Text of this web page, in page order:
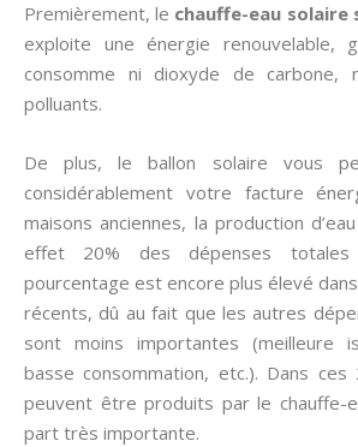
Premièrement, le chauffe-eau solaire
exploite une énergie renouvelable,
consomme ni dioxyde de carbone,
polluants.
De plus, le ballon solaire vous
considérablement votre facture
maisons anciennes, la production
effet 20% des dépenses
pourcentage est encore plus élevé
récents, dû au fait que les autres
sont moins importantes (meilleure
basse consommation, etc.). Dans ces
peuvent être produits par le chauffe-
part très importante.